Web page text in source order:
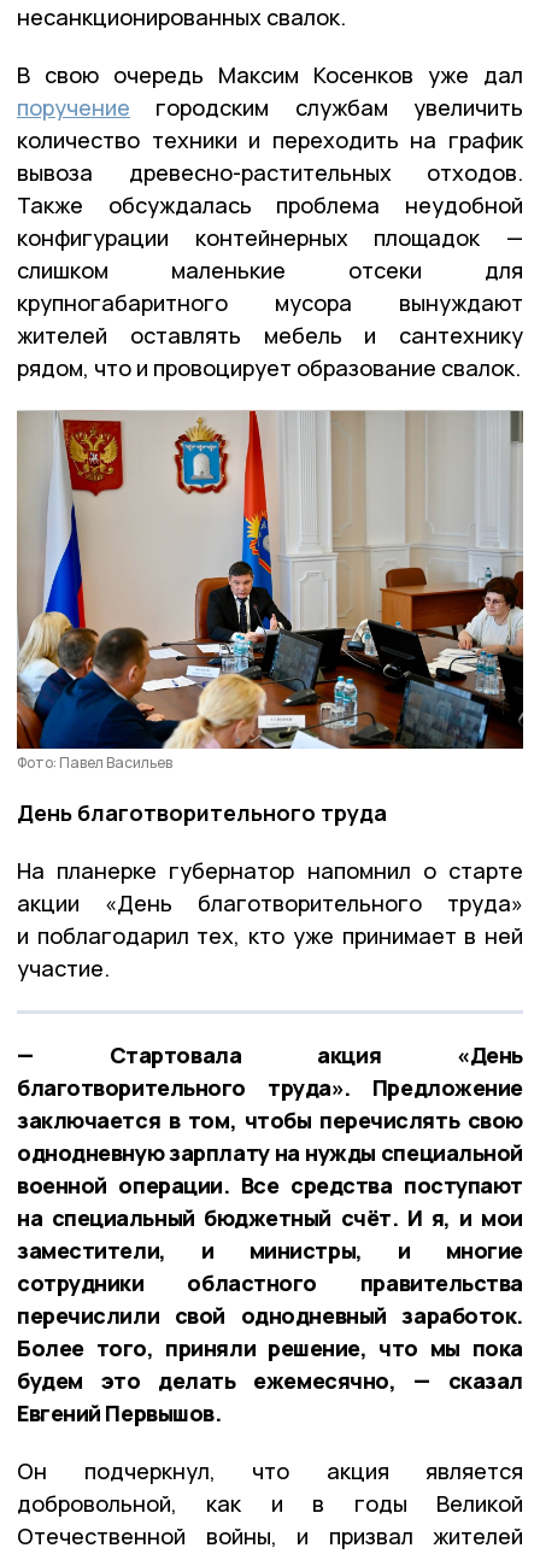
несанкционированных свалок.
В свою очередь Максим Косенков уже дал
поручение городским службам увеличить
количество техники и переходить на график
вывоза древесно-растительных отходов.
Также обсуждалась проблема неудобной
конфигурации контейнерных площадок —
слишком маленькие отсеки для
крупногабаритного мусора вынуждают
жителей оставлять мебель и сантехнику
рядом, что и провоцирует образование свалок.
Фото: Павел Васильев
День благотворительного труда
На планерке губернатор напомнил о старте
акции «День благотворительного труда»
и поблагодарил тех, кто уже принимает в ней
участие.
— Стартовала акция «День
благотворительного труда». Предложение
заключается в том, чтобы перечислять свою
однодневную зарплату на нужды специальной
военной операции. Все средства поступают
на специальный бюджетный счёт. И я, и мои
заместители, и министры, и многие
сотрудники областного правительства
перечислили свой однодневный заработок.
Более того, приняли решение, что мы пока
будем это делать ежемесячно, — сказал
Евгений Первышов.
Он подчеркнул, что акция является
добровольной, как и в годы Великой
Отечественной войны, и призвал жителей